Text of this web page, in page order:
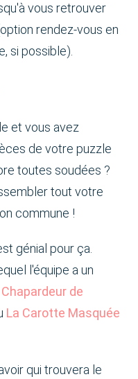
vous retrouver
rendez-vous en
si possible).
et vous avez
de votre puzzle
toutes soudées ?
tout votre
commune !
génial pour ça.
l'équipe a un
Chapardeur de
La Carotte Masquée
qui trouvera le